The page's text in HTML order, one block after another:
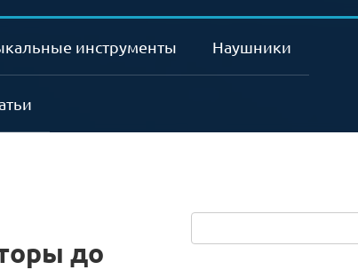
инструменты Наушники
до